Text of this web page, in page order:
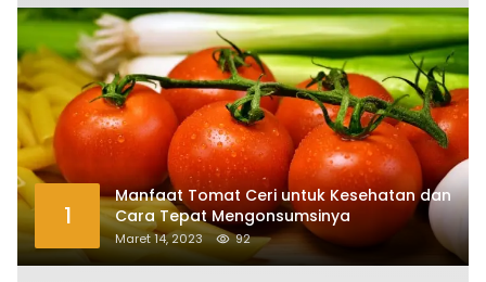
1
Manfaat Tomat Ceri untuk Kesehatan dan
Cara Tepat Mengonsumsinya
Maret 14, 2023 92